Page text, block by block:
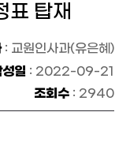
표 탑재
: 교원인사과(유은혜)
일 : 2022-09-21
조회수 : 2940